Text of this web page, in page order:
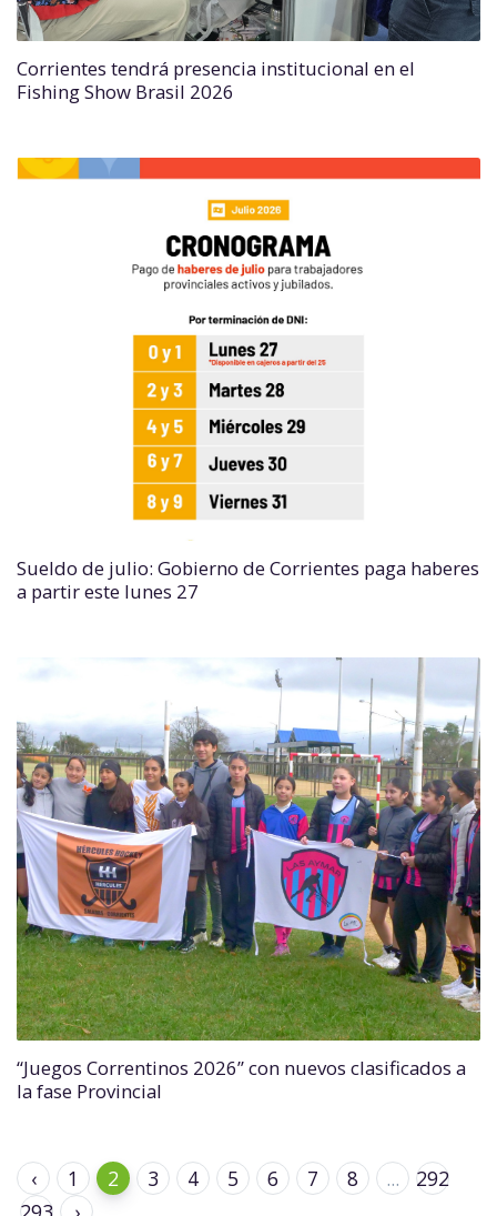
Corrientes tendrá presencia institucional en el
Fishing Show Brasil 2026
Sueldo de julio: Gobierno de Corrientes paga haberes
a partir este lunes 27
“Juegos Correntinos 2026” con nuevos clasificados a
la fase Provincial
‹ 1 2 3 4 5 6 7 8 ...
292